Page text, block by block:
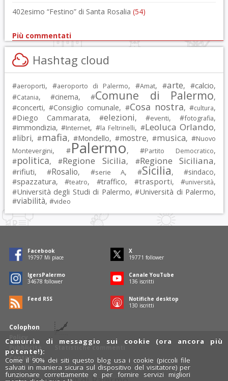
402esimo “Festino” di Santa Rosalia (54)
Più commentati
Hashtag cloud
#aeroporti, #aeroporto di Palermo, #Amat, #arte, #calcio,
#Catania, #cinema, #Comune di Palermo,
#concerti, #Consiglio comunale, #Cosa nostra, #cultura,
#Diego Cammarata, #elezioni, #eventi, #fotografia,
#immondizia, #Internet, #la Feltrinelli, #Leoluca Orlando,
#libri, #mafia, #Mondello, #mostre, #musica, #Nuovo
Montevergini, #Palermo, #Partito Democratico,
#politica, #Regione Sicilia, #Regione Siciliana,
#rifiuti, #Rosalio, #serie A, #Sicilia, #sindaco,
#spazzatura, #teatro, #traffico, #trasporti, #università,
#Università degli Studi di Palermo, #Università di Palermo,
#viabilità, #video
Colophon
Policy
Pubblicità
Contatti
Statistiche commenti
Facebook
19797 Mi piace
X
19771 follower
IgersPalermo
34678 follower
Canale YouTube
136 iscritti
Feed RSS
Notifiche desktop
130 iscritti
Camurrìa di messaggio sui cookie (ora ancora più
potente!):
Come il 90% dei siti questo blog usa i cookie (piccoli file
salvati in maniera sicura sul dispositivo del visitatore) per
funzionare correttamente e per fornire servizi migliori